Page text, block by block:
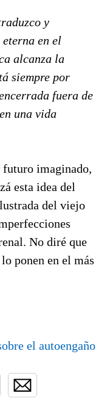
y
en el
alcanza la
siempre por
fuera de
una vida
futuro imaginado,
esta idea del
del viejo
No diré que
ponen en el más
el autoengaño